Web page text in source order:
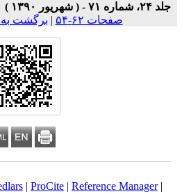
جلد ۲۴، شماره ۷۱ - ( شهریور ۱۳۹۰ )
صفحات ۶۲-۵۴
|برگشت به
|ProCite|Reference Manager